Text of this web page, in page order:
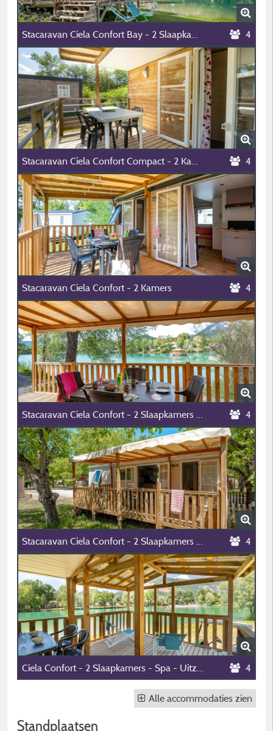
Stacaravan Ciela Confort Bay - 2 Slaapkamers - Uitzicht Op Het Meer 4
Stacaravan Ciela Confort Compact - 2 Kamers 4
Stacaravan Ciela Confort - 2 Kamers 4
Stacaravan Ciela Confort - 2 Slaapkamers - Uitzicht Op Het Meer 4
Stacaravan Ciela Confort - 2 Slaapkamers - 2 Badkamers - Uitzicht Op Het Meer 4
Ciela Confort - 2 Slaapkamers - Spa - Uitzicht Op Het Meer 4
Alle accommodaties zien
Standplaatsen